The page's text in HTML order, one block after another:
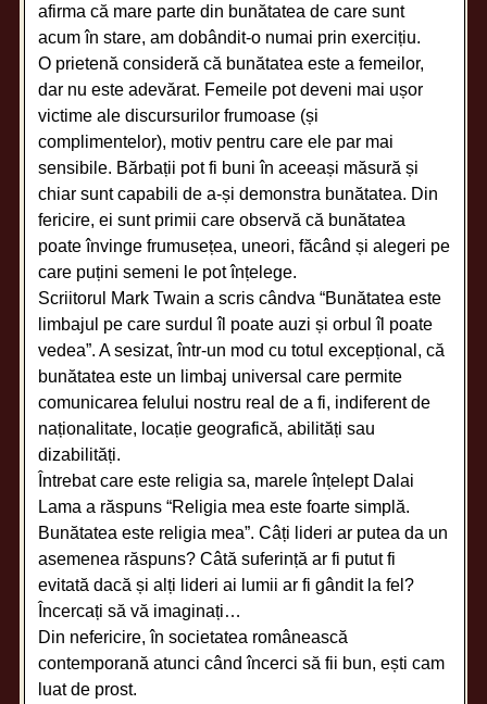
afirma că mare parte din bunătatea de care sunt
acum în stare, am dobândit-o numai prin exercițiu.
O prietenă consideră că bunătatea este a femeilor,
dar nu este adevărat. Femeile pot deveni mai ușor
victime ale discursurilor frumoase (și
complimentelor), motiv pentru care ele par mai
sensibile. Bărbații pot fi buni în aceeași măsură și
chiar sunt capabili de a-și demonstra bunătatea. Din
fericire, ei sunt primii care observă că bunătatea
poate învinge frumusețea, uneori, făcând și alegeri pe
care puțini semeni le pot înțelege.
Scriitorul Mark Twain a scris cândva “Bunătatea este
limbajul pe care surdul îl poate auzi și orbul îl poate
vedea”. A sesizat, într-un mod cu totul excepțional, că
bunătatea este un limbaj universal care permite
comunicarea felului nostru real de a fi, indiferent de
naționalitate, locație geografică, abilități sau
dizabilități.
Întrebat care este religia sa, marele înțelept Dalai
Lama a răspuns “Religia mea este foarte simplă.
Bunătatea este religia mea”. Câți lideri ar putea da un
asemenea răspuns? Câtă suferință ar fi putut fi
evitată dacă și alți lideri ai lumii ar fi gândit la fel?
Încercați să vă imaginați…
Din nefericire, în societatea românească
contemporană atunci când încerci să fii bun, ești cam
luat de prost.